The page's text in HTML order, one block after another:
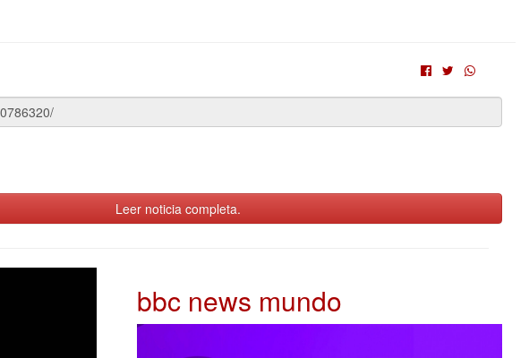
Leer noticia completa.
bbc news mundo